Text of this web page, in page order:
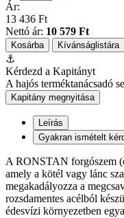
Ár:
13 436 Ft
Nettó ár: 10 579 Ft
Kosárba Kívánságlistára
⚓
Kérdezd a Kapitányt
A hajós terméktanácsadó
Kapitány megnyitása
Leírás
Gyakran ismételt
A RONSTAN forgószem
amely a kötél vagy lánc
megakadályozza a
rozsdamentes acélból
édesvízi környezetben